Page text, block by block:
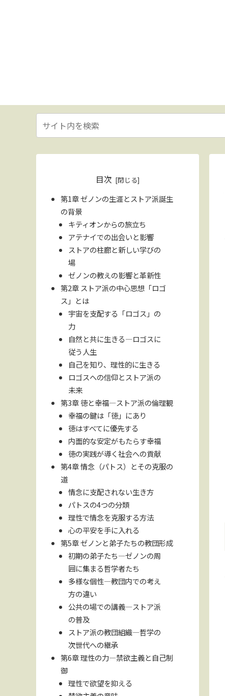
目次
第1章 ゼノンの生涯とストア派誕生
の背景
キティオンからの旅立ち
アテナイでの出会いと影響
ストアの柱廊と新しい学びの
場
ゼノンの教えの影響と革新性
第2章 ストア派の中心思想「ロゴ
ス」とは
宇宙を支配する「ロゴス」の
力
自然と共に生きる—ロゴスに
従う人生
自己を知り、理性的に生きる
ロゴスへの信仰とストア派の
未来
第3章 徳と幸福—ストア派の倫理観
幸福の鍵は「徳」にあり
徳はすべてに優先する
内面的な安定がもたらす幸福
徳の実践が導く社会への貢献
第4章 情念（パトス）とその克服の
道
情念に支配されない生き方
パトスの4つの分類
理性で情念を克服する方法
心の平安を手に入れる
第5章 ゼノンと弟子たちの教団形成
初期の弟子たち—ゼノンの周
囲に集まる哲学者たち
多様な個性—教団内での考え
方の違い
公共の場での講義—ストア派
の普及
ストア派の教団組織—哲学の
次世代への継承
第6章 理性の力—禁欲主義と自己制
御
理性で欲望を抑える